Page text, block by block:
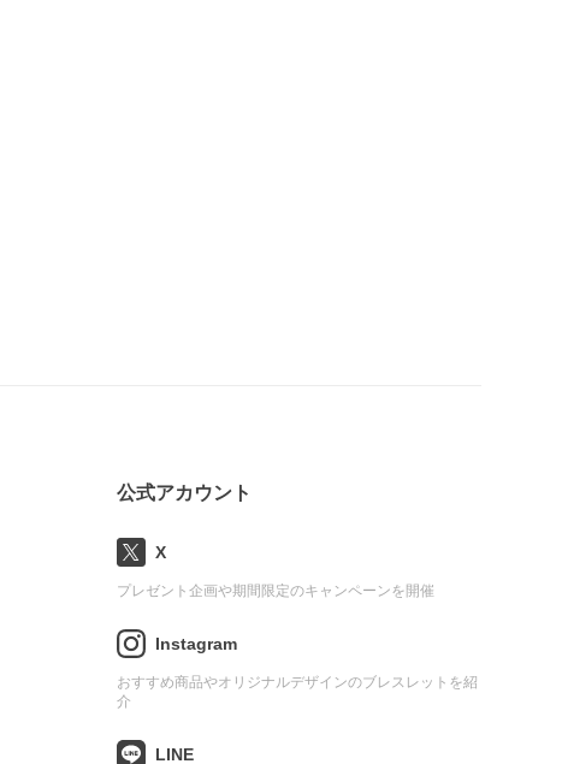
公式アカウント
X
プレゼント企画や期間限定のキャンペーンを開催
Instagram
おすすめ商品やオリジナルデザインのブレスレットを紹
介
LINE